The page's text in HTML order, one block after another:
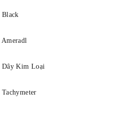
Black
Ameradl
Dây Kim Loại
Tachymeter